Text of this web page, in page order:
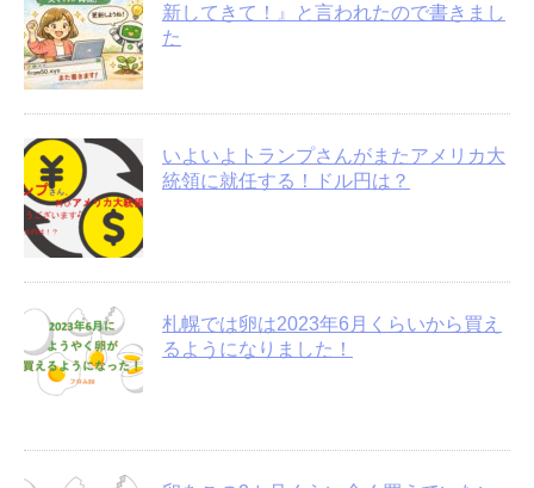
新してきて！』と言われたので書きまし
た
いよいよトランプさんがまたアメリカ大
統領に就任する！ドル円は？
札幌では卵は2023年6月くらいから買え
るようになりました！